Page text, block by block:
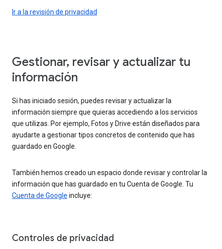
Ir a la revisión de privacidad
Gestionar, revisar y actualizar tu
información
Si has iniciado sesión, puedes revisar y actualizar la
información siempre que quieras accediendo a los servicios
que utilizas. Por ejemplo, Fotos y Drive están diseñados para
ayudarte a gestionar tipos concretos de contenido que has
guardado en Google.
También hemos creado un espacio donde revisar y controlar la
información que has guardado en tu Cuenta de Google. Tu
Cuenta de Google incluye:
Controles de privacidad